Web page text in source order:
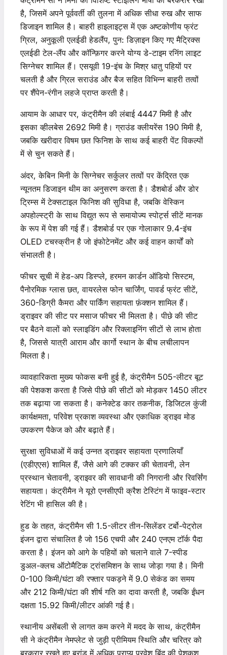
है, जिसमें अपने पूर्ववर्ती की तुलना में अधिक सीधा रुख और साफ
डिजाइन शामिल है। बाहरी हाइलाइट्स में एक अष्टकोणीय फ्रंट
ग्रिल, अनुकूली एलईडी हेडलैंप, पुन: डिज़ाइन किए गए मैट्रिक्स
एलईडी टेल-लैंप और कॉन्फ़िगर करने योग्य डे-टाइम रनिंग लाइट
सिग्नेचर शामिल हैं। एसयूवी 19-इंच के मिश्र धातु पहियों पर
चलती है और ग्रिल सराउंड और बैज सहित विभिन्न बाहरी तत्वों
पर शैंपेन-रंगीन लहजे प्राप्त करती है।
आयाम के आधार पर, कंट्रीमैन की लंबाई 4447 मिमी है और
इसका व्हीलबेस 2692 मिमी है। ग्राउंड क्लीयरेंस 190 मिमी है,
जबकि खरीदार विषम छत फिनिश के साथ कई बाहरी पेंट विकल्पों
में से चुन सकते हैं।
अंदर, केबिन मिनी के सिग्नेचर सर्कुलर तत्वों पर केंद्रित एक
न्यूनतम डिजाइन थीम का अनुसरण करता है। डैशबोर्ड और डोर
ट्रिम्स में टेक्सटाइल फिनिश की सुविधा है, जबकि वेस्किन
अपहोल्स्ट्री के साथ विद्युत रूप से समायोज्य स्पोर्ट्स सीटें मानक
के रूप में पेश की गई हैं। डैशबोर्ड पर एक गोलाकार 9.4-इंच
OLED टचस्क्रीन है जो इंफोटेनमेंट और कई वाहन कार्यों को
संभालती है।
फीचर सूची में हेड-अप डिस्प्ले, हरमन कार्डन ऑडियो सिस्टम,
पैनोरमिक ग्लास छत, वायरलेस फोन चार्जिंग, पावर्ड फ्रंट सीटें,
360-डिग्री कैमरा और पार्किंग सहायता फ़ंक्शन शामिल हैं।
ड्राइवर की सीट पर मसाज फीचर भी मिलता है। पीछे की सीट
पर बैठने वालों को स्लाइडिंग और रिक्लाइनिंग सीटों से लाभ होता
है, जिससे यात्री आराम और कार्गो स्थान के बीच लचीलापन
मिलता है।
व्यावहारिकता मुख्य फोकस बनी हुई है, कंट्रीमैन 505-लीटर बूट
की पेशकश करता है जिसे पीछे की सीटों को मोड़कर 1450 लीटर
तक बढ़ाया जा सकता है। कनेक्टेड कार तकनीक, डिजिटल कुंजी
कार्यक्षमता, परिवेश प्रकाश व्यवस्था और एकाधिक ड्राइव मोड
उपकरण पैकेज को और बढ़ाते हैं।
सुरक्षा सुविधाओं में कई उन्नत ड्राइवर सहायता प्रणालियाँ
(एडीएएस) शामिल हैं, जैसे आगे की टक्कर की चेतावनी, लेन
प्रस्थान चेतावनी, ड्राइवर की सावधानी की निगरानी और रिवर्सिंग
सहायता। कंट्रीमैन ने यूरो एनसीएपी क्रैश टेस्टिंग में फाइव-स्टार
रेटिंग भी हासिल की है।
हुड के तहत, कंट्रीमैन सी 1.5-लीटर तीन-सिलेंडर टर्बो-पेट्रोल
इंजन द्वारा संचालित है जो 156 एचपी और 240 एनएम टॉर्क पैदा
करता है। इंजन को आगे के पहियों को चलाने वाले 7-स्पीड
डुअल-क्लच ऑटोमैटिक ट्रांसमिशन के साथ जोड़ा गया है। मिनी
0-100 किमी/घंटा की रफ्तार पकड़ने में 9.0 सेकंड का समय
और 212 किमी/घंटा की शीर्ष गति का दावा करती है, जबकि ईंधन
दक्षता 15.92 किमी/लीटर आंकी गई है।
स्थानीय असेंबली से लागत कम करने में मदद के साथ, कंट्रीमैन
सी ने कंट्रीमैन नेमप्लेट से जुड़ी प्रीमियम स्थिति और चरित्र को
बरकरार रखते हुए ब्रांड में अधिक प्राप्य प्रवेश बिंदु की पेशकश